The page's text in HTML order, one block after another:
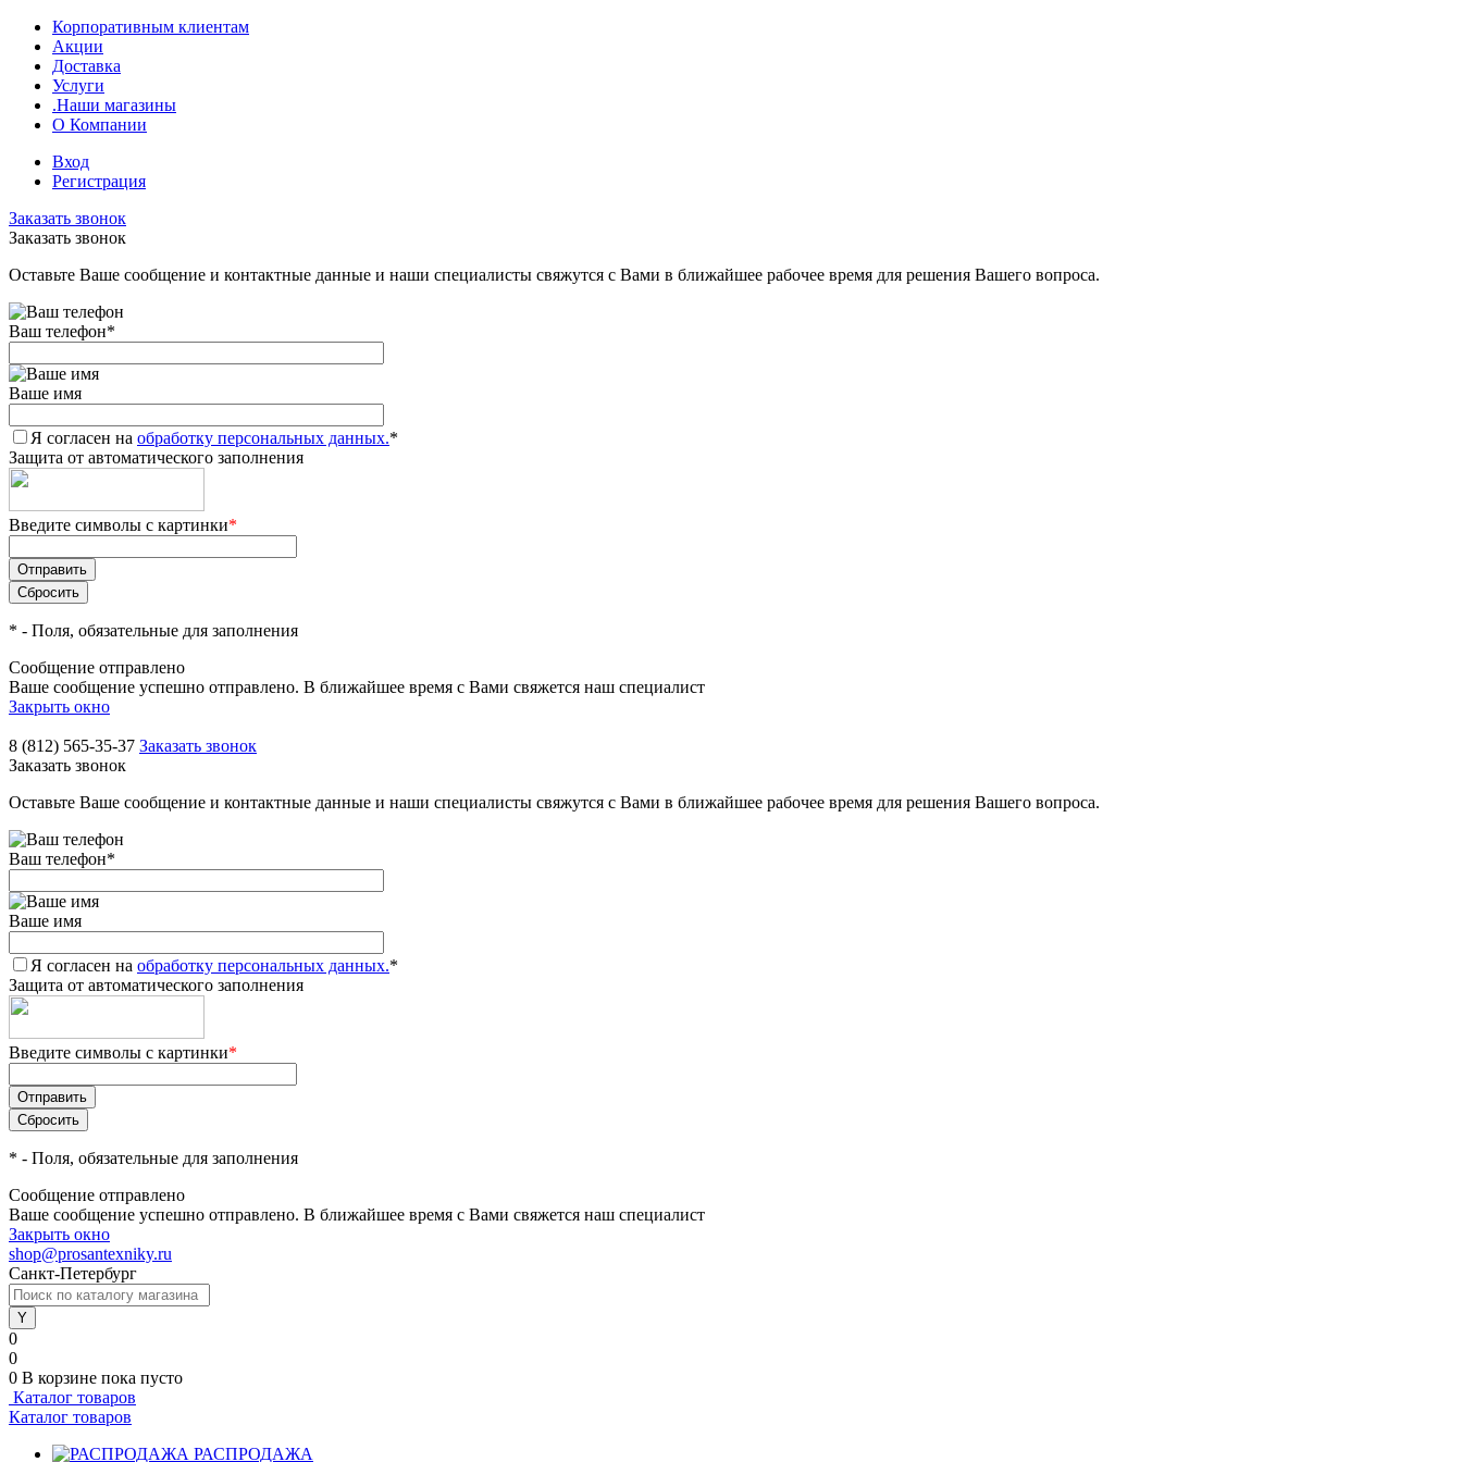
Корпоративным клиентам
Акции
Доставка
Услуги
.Наши магазины
О Компании
Вход
Регистрация
Заказать звонок
Заказать звонок
Оставьте Ваше сообщение и контактные данные и наши специалисты свяжутся с Вами в ближайшее рабочее время для решения Вашего вопроса.
Ваш телефон*
Ваше имя
Я согласен на обработку персональных данных.*
Защита от автоматического заполнения
Введите символы с картинки*
* - Поля, обязательные для заполнения
Сообщение отправлено
Ваше сообщение успешно отправлено. В ближайшее время с Вами свяжется наш специалист
Закрыть окно
8 (812) 565-35-37 Заказать звонок
Заказать звонок
Оставьте Ваше сообщение и контактные данные и наши специалисты свяжутся с Вами в ближайшее рабочее время для решения Вашего вопроса.
Ваш телефон*
Ваше имя
Я согласен на обработку персональных данных.*
Защита от автоматического заполнения
Введите символы с картинки*
* - Поля, обязательные для заполнения
Сообщение отправлено
Ваше сообщение успешно отправлено. В ближайшее время с Вами свяжется наш специалист
Закрыть окно
shop@prosantexniky.ru
Санкт-Петербург
0
0
0 В корзине пока пусто
Каталог товаров
Каталог товаров
РАСПРОДАЖА